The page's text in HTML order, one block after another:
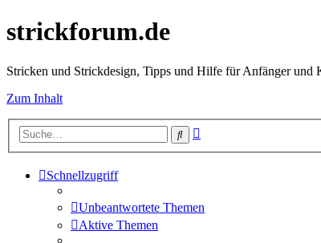
strickforum.de
Stricken und Strickdesign, Tipps und Hilfe für Anfänger und
Zum Inhalt
Suche
Schnellzugriff
Unbeantwortete Themen
Aktive Themen